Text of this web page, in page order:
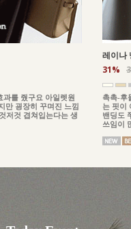
과를 줬구요 아일렛원
만 굉장히 꾸며진 느낌
저것 겹쳐입는다는 생
레이나
31%
촉촉-후
는 핏이
밴딩도
쓰임이